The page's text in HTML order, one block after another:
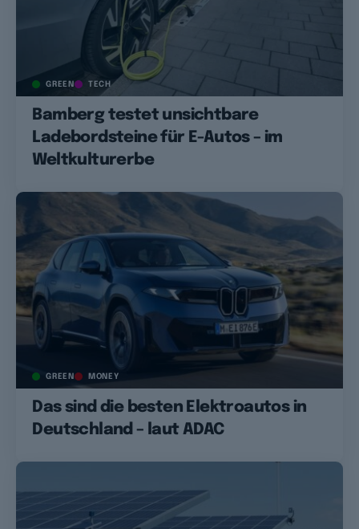
GREEN TECH
Bamberg testet unsichtbare
Ladebordsteine für E-Autos – im
Weltkulturerbe
GREEN MONEY
Das sind die besten Elektroautos in
Deutschland – laut ADAC